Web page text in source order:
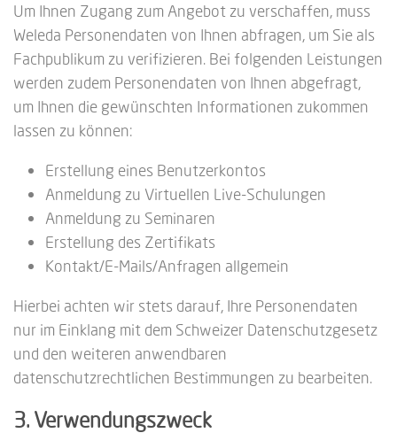
Um Ihnen Zugang zum Angebot zu verschaffen, muss
Weleda Personendaten von Ihnen abfragen, um Sie als
Fachpublikum zu verifizieren. Bei folgenden Leistungen
werden zudem Personendaten von Ihnen abgefragt,
um Ihnen die gewünschten Informationen zukommen
lassen zu können:
Erstellung eines Benutzerkontos
Anmeldung zu Virtuellen Live-Schulungen
Anmeldung zu Seminaren
Erstellung des Zertifikats
Kontakt/E-Mails/Anfragen allgemein
Hierbei achten wir stets darauf, Ihre Personendaten
nur im Einklang mit dem Schweizer Datenschutzgesetz
und den weiteren anwendbaren
datenschutzrechtlichen Bestimmungen zu bearbeiten.
3. Verwendungszweck